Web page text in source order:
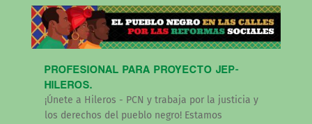
PROFESIONAL PARA PROYECTO JEP-
HILEROS.
¡Únete a Hileros - PCN y trabaja por la justicia y
los derechos del pueblo negro! Estamos